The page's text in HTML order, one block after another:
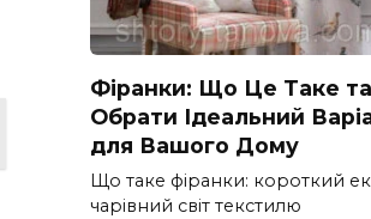
Фіранки: Що Це Таке
Обрати Ідеальний
для Вашого Дому
Що таке фіранки: короткий
чарівний світ текстилю